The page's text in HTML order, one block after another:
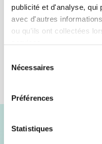
publicité et d'analyse, qui
avec d'autres
ou qu'ils ont collectées
Nécessaires
Préférences
Statistiques
une disparition .